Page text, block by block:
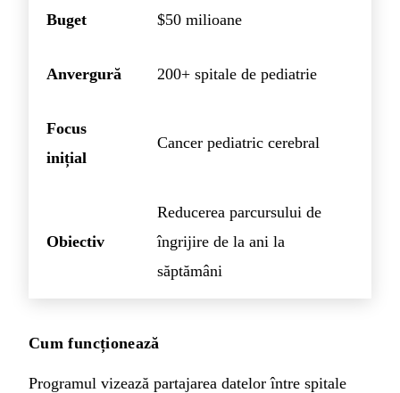
Buget $50 milioane
Anvergură 200+ spitale de pediatrie
Focus
inițial
Cancer pediatric cerebral
Obiectiv
Reducerea parcursului de
îngrijire de la ani la
săptămâni
Cum funcționează
Programul vizează partajarea datelor între spitale